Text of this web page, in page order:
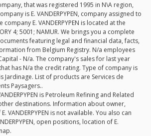
that was registered 1995 in N\A region,
is E. VANDERPYPEN, company assigned to
company E. VANDERPYPEN is located at the
4; 5001; NAMUR. We brings you a complete
featuring legal and financial data, facts,
from Belgium Registry. N/a employees
- N/a. The company's sales for last year
has N/a the credit rating. Type of company is
Jardinage. List of products are Services de
Paysagers..
is Petroleum Refining and Related
destinations. Information about owner,
VANDERPYPEN is not available. You also can
open positions, location of E.